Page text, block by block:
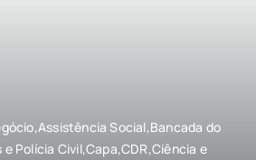
Social,Bancada do
Polícia Civil,Capa,CDR,Ciência e